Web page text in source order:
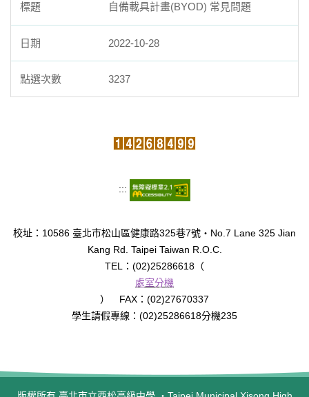
自備載具計畫(BYOD) 常見問題
2022-10-28
3237
:::
校址：10586 臺北市松山區健康路325巷7號‧No.7 Lane 325 Jian
Kang Rd. Taipei Taiwan R.O.C.
TEL：(02)25286618（
處室分機
） FAX：(02)27670337
學生請假專線：(02)25286618分機235